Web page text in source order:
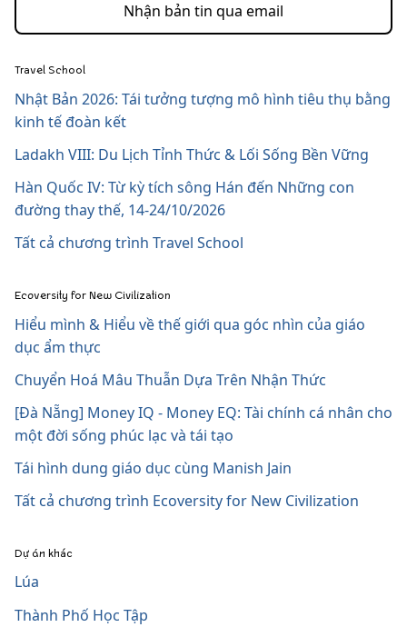
Nhận bản tin qua email
Travel School
Nhật Bản 2026: Tái tưởng tượng mô hình tiêu thụ bằng
kinh tế đoàn kết
Ladakh VIII: Du Lịch Tỉnh Thức & Lối Sống Bền Vững
Hàn Quốc IV: Từ kỳ tích sông Hán đến Những con
đường thay thế, 14-24/10/2026
Tất cả chương trình Travel School
Ecoversity for New Civilization
Hiểu mình & Hiểu về thế giới qua góc nhìn của giáo
dục ẩm thực
Chuyển Hoá Mâu Thuẫn Dựa Trên Nhận Thức
[Đà Nẵng] Money IQ - Money EQ: Tài chính cá nhân cho
một đời sống phúc lạc và tái tạo
Tái hình dung giáo dục cùng Manish Jain
Tất cả chương trình Ecoversity for New Civilization
Dự án khác
Lúa
Thành Phố Học Tập